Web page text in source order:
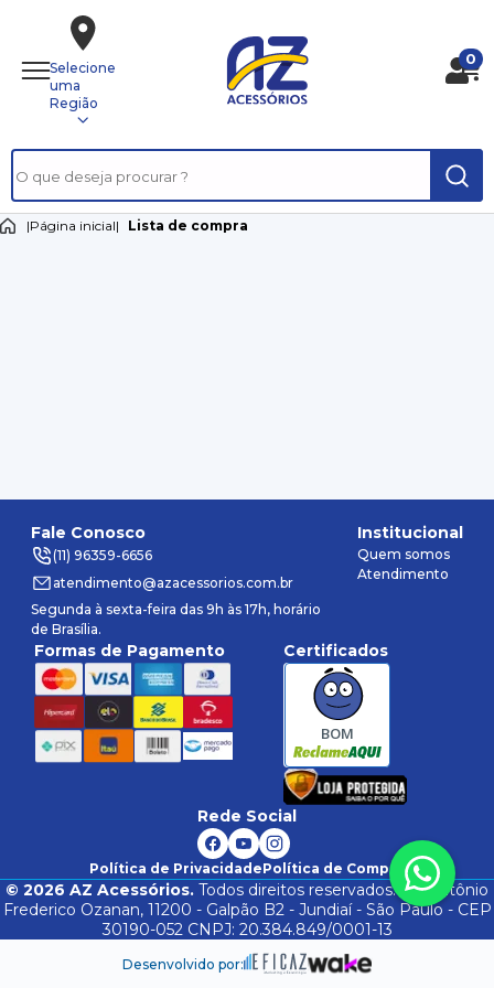
Selecione
uma
Região
0
|Página inicial| Lista de compra
Fale Conosco
(11) 96359-6656
atendimento@azacessorios.com.br
Segunda à sexta-feira das 9h às 17h, horário
de Brasília.
Institucional
Quem somos
Atendimento
Formas de Pagamento Certificados
BOM
Rede Social
Política de PrivacidadePolítica de Compra
© 2026 AZ Acessórios. Todos direitos reservados. Av. Antônio
Frederico Ozanan, 11200 - Galpão B2 - Jundiaí - São Paulo - CEP
30190-052 CNPJ: 20.384.849/0001-13
Desenvolvido por: